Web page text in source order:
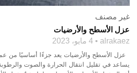
غير مصنف
عزل الأسطح والأرضيات
alrakaez 4 مايو، 2023
عزل الأسطح والأرضيات يعد جزءًا أساسيًا من
يساعد في تقليل انتقال الحرارة والصوت